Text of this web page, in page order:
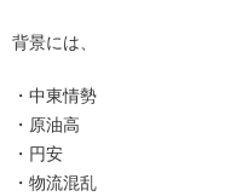
背景には、
・中東情勢
・原油高
・円安
・物流混乱